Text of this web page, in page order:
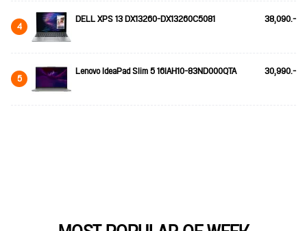
4 DELL XPS 13 DX13260-DX13260C5081 38,090.-
5 Lenovo IdeaPad Slim 5 16IAH10-83ND000QTA 30,990.-